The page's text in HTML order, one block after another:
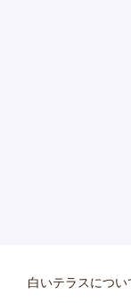
白いテラスについ